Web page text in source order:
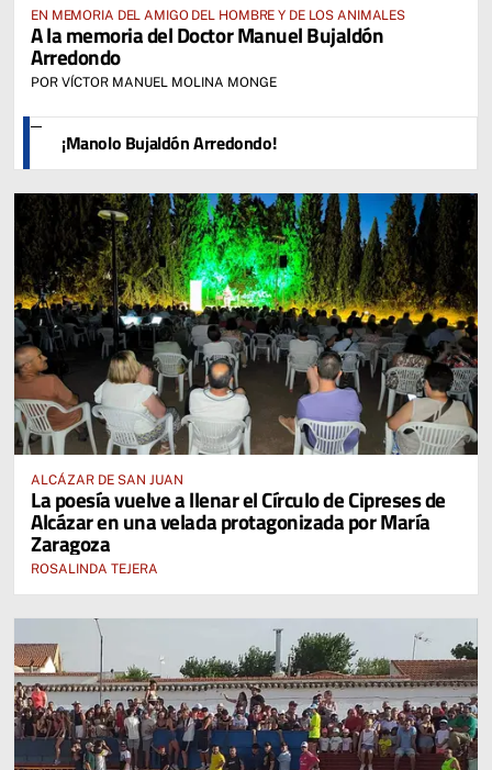
EN MEMORIA DEL AMIGO DEL HOMBRE Y DE LOS ANIMALES
A la memoria del Doctor Manuel Bujaldón
Arredondo
POR VÍCTOR MANUEL MOLINA MONGE
¡Manolo Bujaldón Arredondo!
ALCÁZAR DE SAN JUAN
La poesía vuelve a llenar el Círculo de Cipreses de
Alcázar en una velada protagonizada por María
Zaragoza
ROSALINDA TEJERA